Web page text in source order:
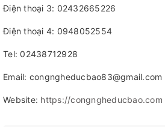
Điện thoại 3: 02432665226
Điện thoại 4: 0948052554
Tel: 02438712928
Email: congngheducbao83@gmail.com
Website: https://congngheducbao.com